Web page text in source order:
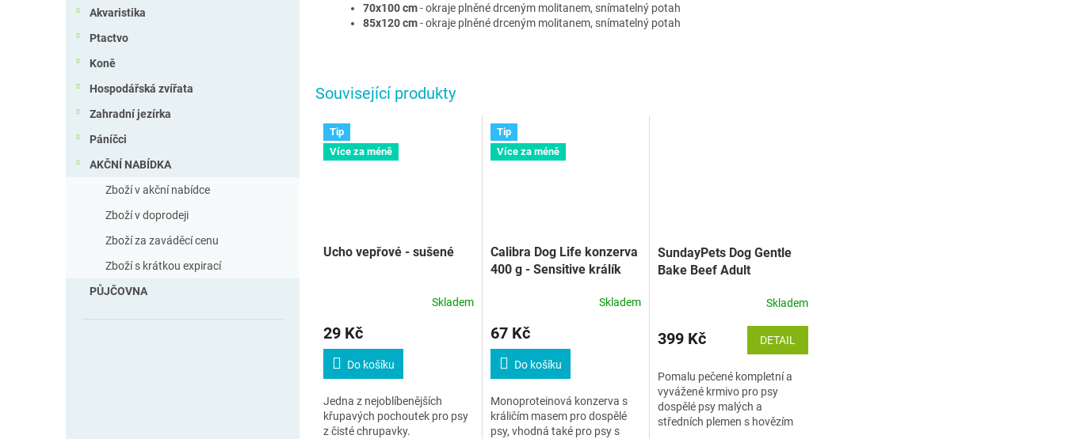
Akvaristika
Ptactvo
Koně
Hospodářská zvířata
Zahradní jezírka
Páníčci
AKČNÍ NABÍDKA
Zboží v akční nabídce
Zboží v doprodeji
Zboží za zaváděcí cenu
Zboží s krátkou expirací
PŮJČOVNA
Související produkty
Tip
Více za méně
Ucho vepřové - sušené
Skladem
29 Kč
Do košíku
Jedna z nejoblíbenějších
křupavých pochoutek pro psy
z čisté chrupavky.
Tip
Více za méně
Calibra Dog Life konzerva
400 g - Sensitive králík
Skladem
67 Kč
Do košíku
Monoproteinová konzerva s
králičím masem pro dospělé
psy, vhodná také pro psy s
SundayPets Dog Gentle
Bake Beef Adult
Skladem
399 Kč DETAIL
Pomalu pečené kompletní a
vyvážené krmivo pro psy
dospělé psy malých a
středních plemen s hovězím
70x100 cm- okraje plněné drceným molitanem, snímatelný potah
85x120 cm- okraje plněné drceným molitanem, snímatelný potah